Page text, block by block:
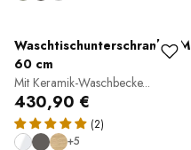
Waschtischunterschrank TIM
60 cm
Mit Keramik-Waschbecke...
430,90 €
(2)
+5